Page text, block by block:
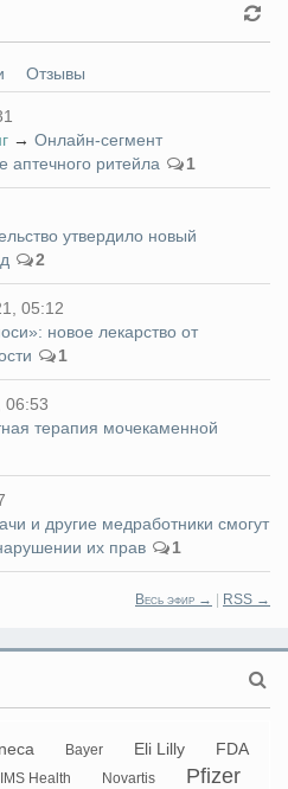
Отзывы
→ Онлайн-сегмент
аптечного ритейла
1
утвердило новый
2
05:12
новое лекарство от
1
06:53
терапия мочекаменной
и другие медработники смогут
их прав
1
Весь эфир → | RSS →
Bayer Eli Lilly FDA
IMS Health Novartis
Pfizer